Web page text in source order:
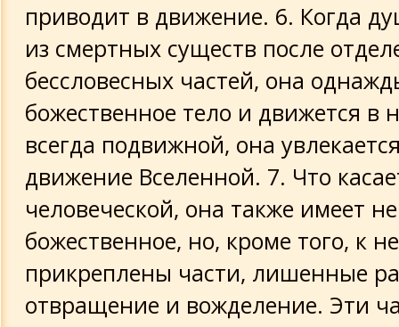
приводит в движение. 6. Когда
из смертных существ после
бессловесных частей, она
божественное тело и движется в
всегда подвижной, она
движение Вселенной. 7. Что
человеческой, она также имеет
божественное, но, кроме того, к
прикреплены части, лишенные
отвращение и вожделение. Эти